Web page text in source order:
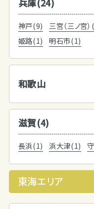
兵庫(24)
神戸(9) 三宮（三ノ宮
姫路(1)
明石市(1)
和歌山
滋賀(4)
長浜(1) 浜大津(1)
東海エリア